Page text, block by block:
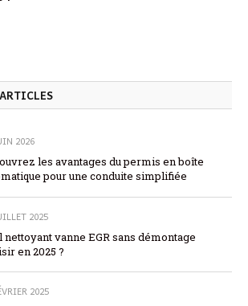
2026
les avantages du permis en boîte
pour une conduite simplifiée
2025
nettoyant vanne EGR sans démontage
en 2025 ?
2025